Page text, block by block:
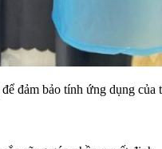
đảm bảo tính ứng dụng của